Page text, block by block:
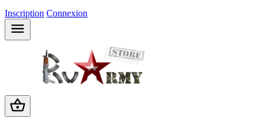
Inscription Connexion